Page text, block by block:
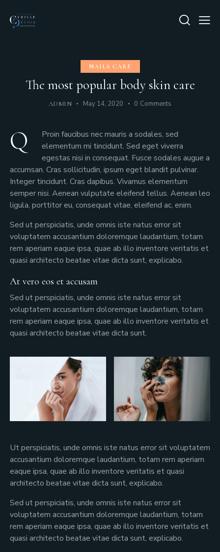
NAILS CARE
The most popular body skin care
ADMIN May 14, 2020 0 Comments
Q
Proin faucibus nec mauris a sodales, sed
elementum mi tincidunt. Sed eget viverra
egestas nisi in consequat. Fusce sodales augue a
accumsan. Cras sollicitudin, ipsum eget blandit pulvinar.
Integer tincidunt. Cras dapibus. Vivamus elementum
semper nisi. Aenean vulputate eleifend tellus. Aenean leo
ligula, porttitor eu, consequat vitae, eleifend ac, enim.
Sed ut perspiciatis, unde omnis iste natus error sit
voluptatem accusantium doloremque laudantium, totam
rem aperiam eaque ipsa, quae ab illo inventore veritatis et
quasi architecto beatae vitae dicta sunt, explicabo.
At vero eos et accusam
Sed ut perspiciatis, unde omnis iste natus error sit
voluptatem accusantium doloremque laudantium, totam
rem aperiam eaque ipsa, quae ab illo inventore veritatis et
quasi architecto beatae vitae dicta sunt.
Ut perspiciatis, unde omnis iste natus error sit voluptatem
accusantium doloremque laudantium, totam rem aperiam
eaque ipsa, quae ab illo inventore veritatis et quasi
architecto beatae vitae dicta sunt, explicabo.
Sed ut perspiciatis, unde omnis iste natus error sit
voluptatem accusantium doloremque laudantium, totam
rem aperiam eaque ipsa, quae ab illo inventore veritatis et
quasi architecto beatae vitae dicta sunt, explicabo.